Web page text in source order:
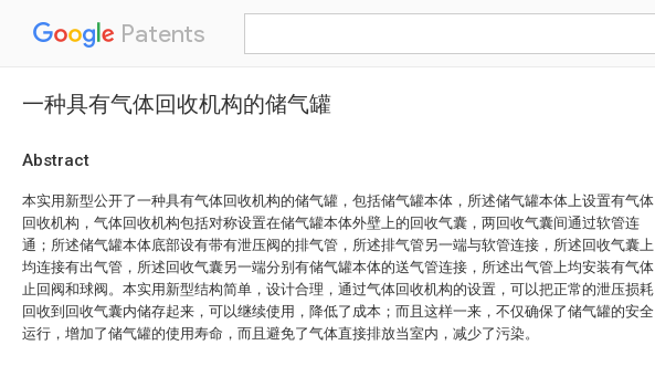
Patents
一种具有气体回收机构的储气罐
Abstract
本实用新型公开了一种具有气体回收机构的储气罐，包括储气罐本体，所述储气罐本体上设置有气体
回收机构，气体回收机构包括对称设置在储气罐本体外壁上的回收气囊，两回收气囊间通过软管连
通；所述储气罐本体底部设有带有泄压阀的排气管，所述排气管另一端与软管连接，所述回收气囊上
均连接有出气管，所述回收气囊另一端分别有储气罐本体的送气管连接，所述出气管上均安装有气体
止回阀和球阀。本实用新型结构简单，设计合理，通过气体回收机构的设置，可以把正常的泄压损耗
回收到回收气囊内储存起来，可以继续使用，降低了成本；而且这样一来，不仅确保了储气罐的安全
运行，增加了储气罐的使用寿命，而且避免了气体直接排放当室内，减少了污染。